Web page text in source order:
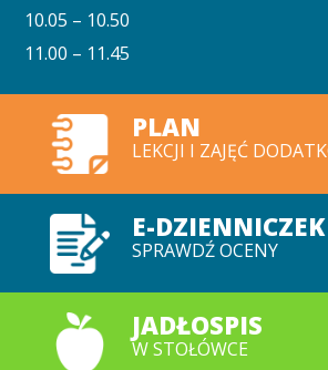
10.05 – 10.50
11.00 – 11.45
PLAN
LEKCJI I ZAJĘĆ
E-DZIENNICZEK
SPRAWDŹ OCENY
JADŁOSPIS
W STOŁÓWCE